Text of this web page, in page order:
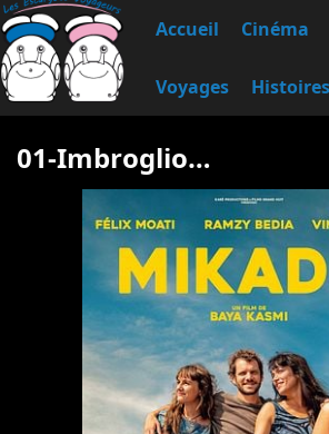
Accueil Cinéma
Voyages Histoires
01-Imbroglio…